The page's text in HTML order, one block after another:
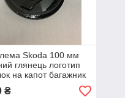
Skoda 100 мм
глянець логотип
на капот багажник
₴